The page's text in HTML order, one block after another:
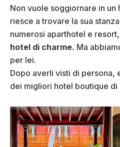
Non vuole soggiornare in
riesce a trovare la sua
numerosi aparthotel e
hotel di charme. Ma
per lei.
Dopo averli visti di persona,
dei migliori hotel boutique di